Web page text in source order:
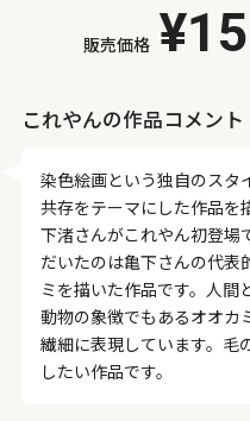
販売価格
これやんの作品コメント
染色絵画という独自のスタ
共存をテーマにした作品を
下渚さんがこれやん初登
だいたのは亀下さんの代表
ミを描いた作品です。人間
動物の象徴でもあるオオカ
繊細に表現しています。毛
したい作品です。